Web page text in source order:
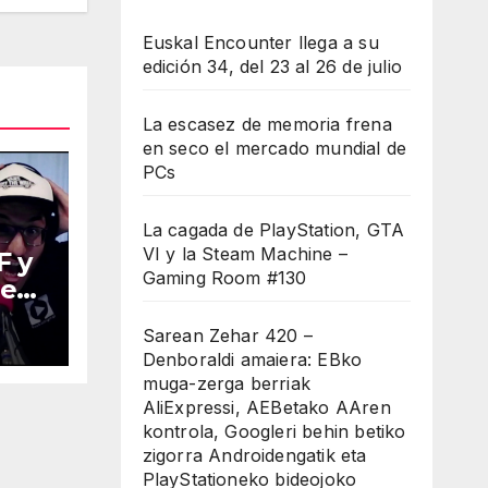
y
–
Euskal Encounter llega a su
edición 34, del 23 al 26 de julio
La escasez de memoria frena
en seco el mercado mundial de
PCs
La cagada de PlayStation, GTA
VI y la Steam Machine –
Gaming Room #130
Sarean Zehar 420 –
Denboraldi amaiera: EBko
muga-zerga berriak
AliExpressi, AEBetako AAren
kontrola, Googleri behin betiko
zigorra Androidengatik eta
PlayStationeko bideojoko